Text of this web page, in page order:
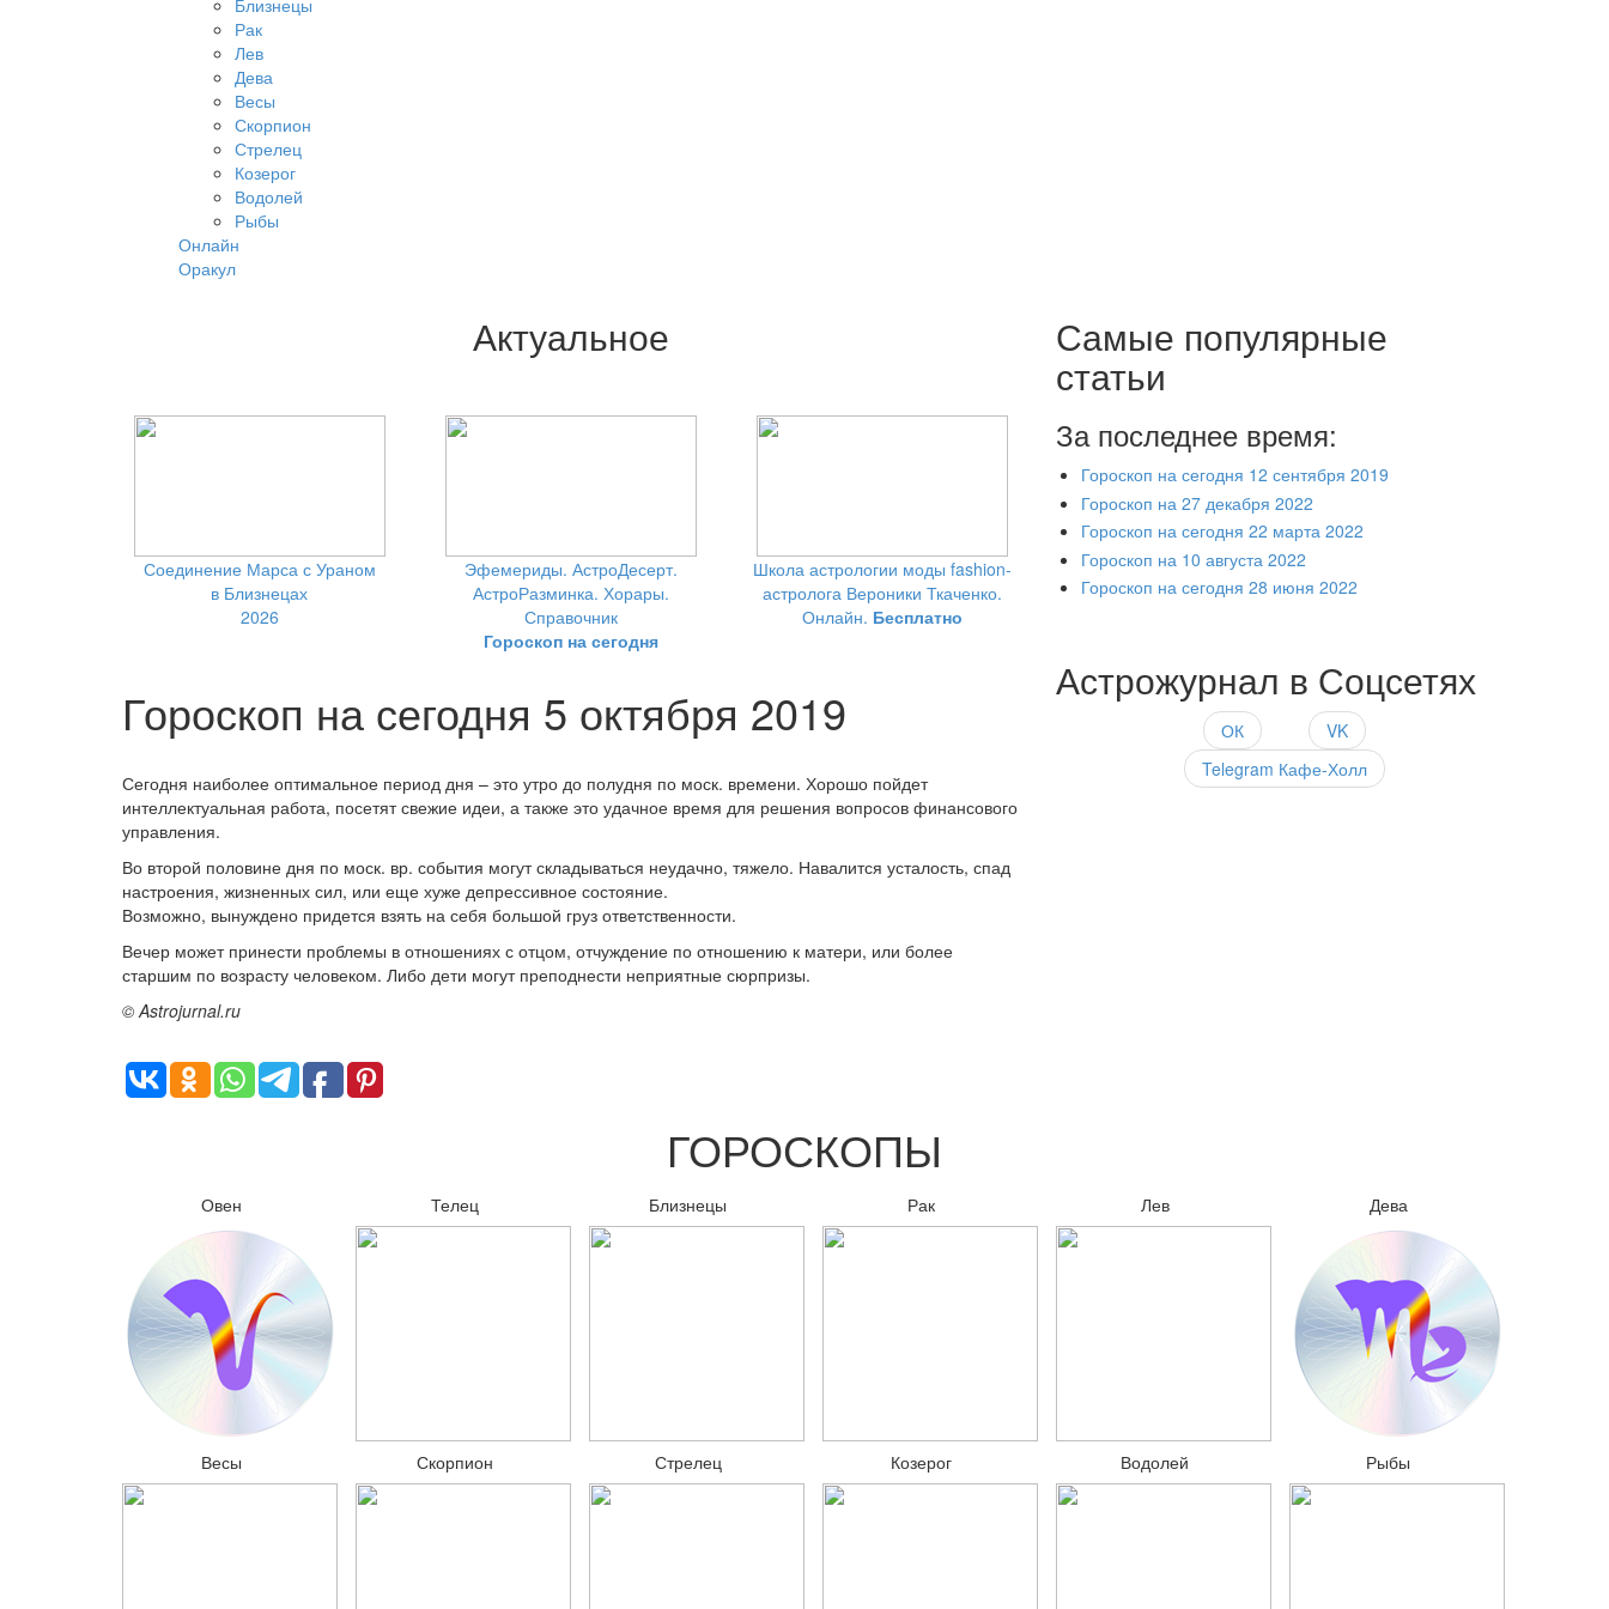
Близнецы
Рак
Лев
Дева
Весы
Скорпион
Стрелец
Козерог
Водолей
Рыбы
Онлайн
Оракул
Актуальное
Соединение Марса с Ураном
в Близнецах
2026
Эфемериды. АстроДесерт.
АстроРазминка. Хорары.
Справочник
Гороскоп на сегодня
Школа астрологии моды fashion-
астролога Вероники Ткаченко.
Онлайн. Бесплатно
Гороскоп на сегодня 5 октября 2019
Сегодня наиболее оптимальное период дня – это утро до полудня по моск. времени. Хорошо пойдет
интеллектуальная работа, посетят свежие идеи, а также это удачное время для решения вопросов финансового
управления.
Во второй половине дня по моск. вр. события могут складываться неудачно, тяжело. Навалится усталость, спад
настроения, жизненных сил, или еще хуже депрессивное состояние.
Возможно, вынуждено придется взять на себя большой груз ответственности.
Вечер может принести проблемы в отношениях с отцом, отчуждение по отношению к матери, или более
старшим по возрасту человеком. Либо дети могут преподнести неприятные сюрпризы.
© Astrojurnal.ru
Самые популярные
статьи
За последнее время:
Гороскоп на сегодня 12 сентября 2019
Гороскоп на 27 декабря 2022
Гороскоп на сегодня 22 марта 2022
Гороскоп на 10 августа 2022
Гороскоп на сегодня 28 июня 2022
Астрожурнал в Соцсетях
ОК
VK
Telegram Кафе-Холл
ГОРОСКОПЫ
Овен Телец Близнецы Рак Лев Дева
Весы Скорпион Стрелец Козерог Водолей Рыбы